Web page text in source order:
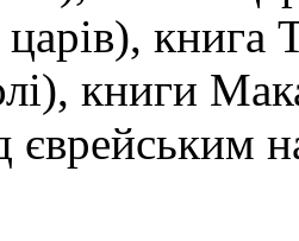
книга
книги
єврейським